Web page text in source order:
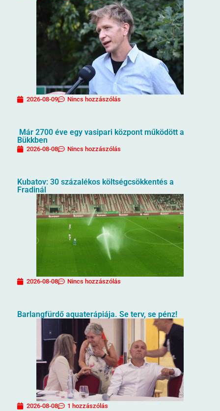
2026-08-09 Nincs hozzászólás
Már 2700 éve egy vasipari központ működött a
Bükkben
2026-08-08 Nincs hozzászólás
Kubatov: 30 százalékos költségcsökkentés a
Fradinál
2026-08-08 Nincs hozzászólás
Barlangfürdő aquaterápiája. Se terv, se pénz!
2026-08-08 1 hozzászólás